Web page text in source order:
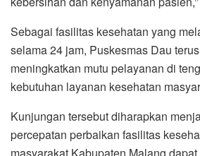
Sebagai fasilitas kesehatan yang
selama 24 jam, Puskesmas Dau
meningkatkan mutu pelayanan di
kebutuhan layanan kesehatan
Kunjungan tersebut diharapkan
percepatan perbaikan fasilitas
masyarakat Kabupaten Malang